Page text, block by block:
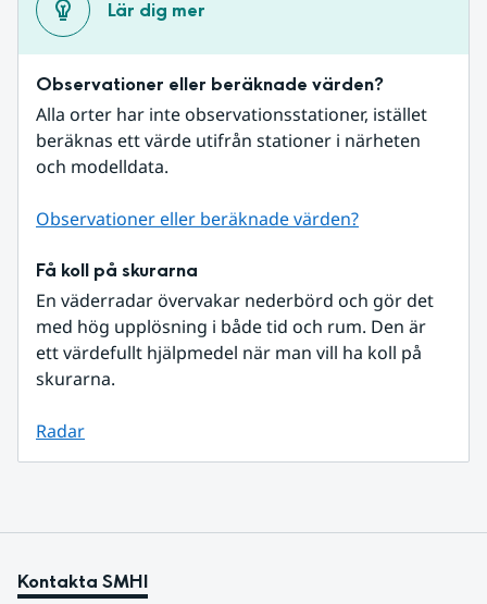
Lär dig mer
Observationer eller beräknade värden?
Alla orter har inte observationsstationer, istället
beräknas ett värde utifrån stationer i närheten
och modelldata.
Observationer eller beräknade värden?
Få koll på skurarna
En väderradar övervakar nederbörd och gör det
med hög upplösning i både tid och rum. Den är
ett värdefullt hjälpmedel när man vill ha koll på
skurarna.
Radar
Kontakta SMHI